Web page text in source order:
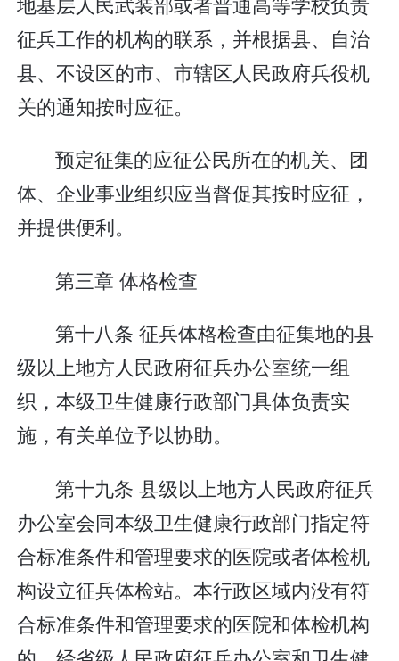
征兵工作的机构的联系，并根据县、自治
县、不设区的市、市辖区人民政府兵役机
关的通知按时应征。
预定征集的应征公民所在的机关、团
体、企业事业组织应当督促其按时应征，
并提供便利。
第三章 体格检查
第十八条 征兵体格检查由征集地的县
级以上地方人民政府征兵办公室统一组
织，本级卫生健康行政部门具体负责实
施，有关单位予以协助。
第十九条 县级以上地方人民政府征兵
办公室会同本级卫生健康行政部门指定符
合标准条件和管理要求的医院或者体检机
构设立征兵体检站。本行政区域内没有符
合标准条件和管理要求的医院和体检机构